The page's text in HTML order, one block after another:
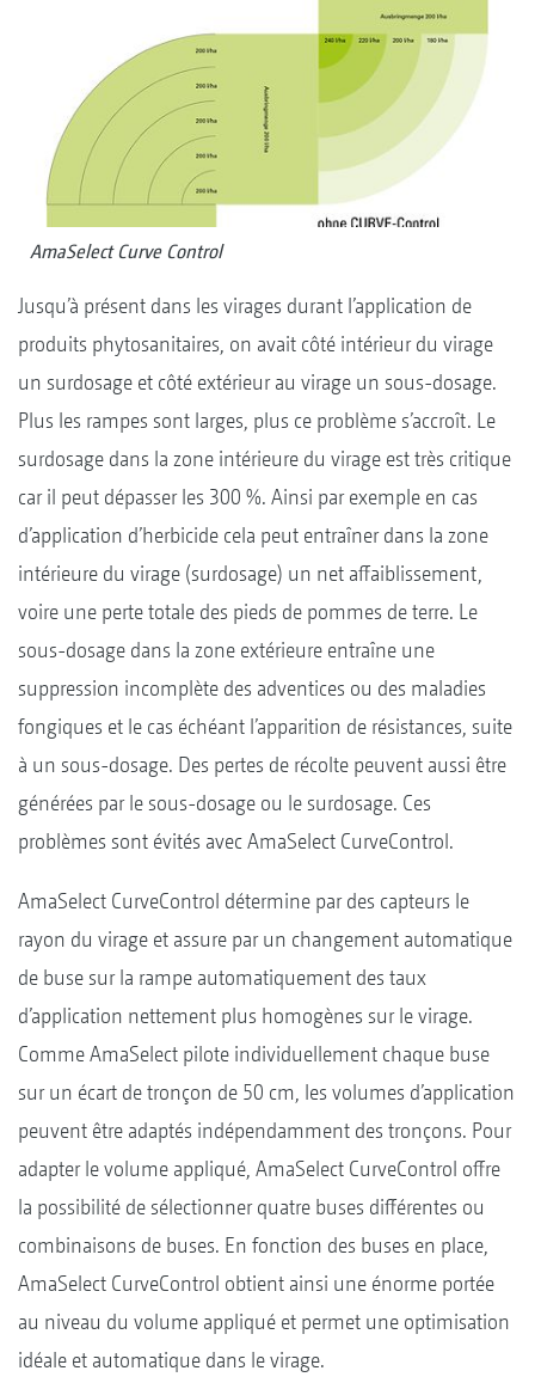
AmaSelect Curve Control
Jusqu’à présent dans les virages durant l’application de
produits phytosanitaires, on avait côté intérieur du virage
un surdosage et côté extérieur au virage un sous-dosage.
Plus les rampes sont larges, plus ce problème s’accroît. Le
surdosage dans la zone intérieure du virage est très critique
car il peut dépasser les 300 %. Ainsi par exemple en cas
d’application d’herbicide cela peut entraîner dans la zone
intérieure du virage (surdosage) un net affaiblissement,
voire une perte totale des pieds de pommes de terre. Le
sous-dosage dans la zone extérieure entraîne une
suppression incomplète des adventices ou des maladies
fongiques et le cas échéant l’apparition de résistances, suite
à un sous-dosage. Des pertes de récolte peuvent aussi être
générées par le sous-dosage ou le surdosage. Ces
problèmes sont évités avec AmaSelect CurveControl.
AmaSelect CurveControl détermine par des capteurs le
rayon du virage et assure par un changement automatique
de buse sur la rampe automatiquement des taux
d’application nettement plus homogènes sur le virage.
Comme AmaSelect pilote individuellement chaque buse
sur un écart de tronçon de 50 cm, les volumes d’application
peuvent être adaptés indépendamment des tronçons. Pour
adapter le volume appliqué, AmaSelect CurveControl offre
la possibilité de sélectionner quatre buses différentes ou
combinaisons de buses. En fonction des buses en place,
AmaSelect CurveControl obtient ainsi une énorme portée
au niveau du volume appliqué et permet une optimisation
idéale et automatique dans le virage.